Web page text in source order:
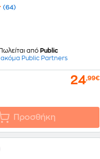
(64)
Πωλείται από Public
ακόμα Public Partners
24,99€
Προσθήκη